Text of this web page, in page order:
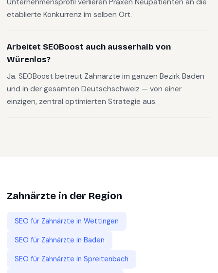
etablierte Konkurrenz im selben Ort.
Arbeitet SEOBoost auch ausserhalb von
Würenlos?
Ja. SEOBoost betreut Zahnärzte im ganzen Bezirk Baden
und in der gesamten Deutschschweiz — von einer
einzigen, zentral optimierten Strategie aus.
Zahnärzte in der Region
SEO für Zahnärzte in Wettingen
SEO für Zahnärzte in Baden
SEO für Zahnärzte in Spreitenbach